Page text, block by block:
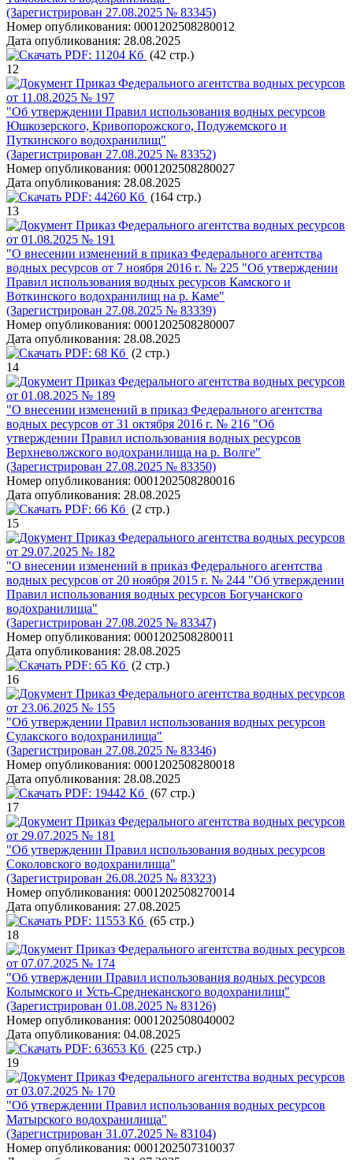
(Зарегистрирован 27.08.2025 № 83345)
Номер опубликования: 0001202508280012
Дата опубликования: 28.08.2025
PDF: 11204 Кб (42 стр.)
12
Приказ Федерального агентства водных ресурсов
от 11.08.2025 № 197
"Об утверждении Правил использования водных ресурсов
Юшкозерского, Кривопорожского, Подужемского и
Путкинского водохранилищ"
(Зарегистрирован 27.08.2025 № 83352)
Номер опубликования: 0001202508280027
Дата опубликования: 28.08.2025
PDF: 44260 Кб (164 стр.)
13
Приказ Федерального агентства водных ресурсов
от 01.08.2025 № 191
"О внесении изменений в приказ Федерального агентства
водных ресурсов от 7 ноября 2016 г. № 225 "Об утверждении
Правил использования водных ресурсов Камского и
Воткинского водохранилищ на р. Каме"
(Зарегистрирован 27.08.2025 № 83339)
Номер опубликования: 0001202508280007
Дата опубликования: 28.08.2025
PDF: 68 Кб (2 стр.)
14
Приказ Федерального агентства водных ресурсов
от 01.08.2025 № 189
"О внесении изменений в приказ Федерального агентства
водных ресурсов от 31 октября 2016 г. № 216 "Об
утверждении Правил использования водных ресурсов
Верхневолжского водохранилища на р. Волге"
(Зарегистрирован 27.08.2025 № 83350)
Номер опубликования: 0001202508280016
Дата опубликования: 28.08.2025
PDF: 66 Кб (2 стр.)
15
Приказ Федерального агентства водных ресурсов
от 29.07.2025 № 182
"О внесении изменений в приказ Федерального агентства
водных ресурсов от 20 ноября 2015 г. № 244 "Об утверждении
Правил использования водных ресурсов Богучанского
водохранилища"
(Зарегистрирован 27.08.2025 № 83347)
Номер опубликования: 0001202508280011
Дата опубликования: 28.08.2025
PDF: 65 Кб (2 стр.)
16
Приказ Федерального агентства водных ресурсов
от 23.06.2025 № 155
"Об утверждении Правил использования водных ресурсов
Сулакского водохранилища"
(Зарегистрирован 27.08.2025 № 83346)
Номер опубликования: 0001202508280018
Дата опубликования: 28.08.2025
PDF: 19442 Кб (67 стр.)
17
Приказ Федерального агентства водных ресурсов
от 29.07.2025 № 181
"Об утверждении Правил использования водных ресурсов
Соколовского водохранилища"
(Зарегистрирован 26.08.2025 № 83323)
Номер опубликования: 0001202508270014
Дата опубликования: 27.08.2025
PDF: 11553 Кб (65 стр.)
18
Приказ Федерального агентства водных ресурсов
от 07.07.2025 № 174
"Об утверждении Правил использования водных ресурсов
Колымского и Усть-Среднеканского водохранилищ"
(Зарегистрирован 01.08.2025 № 83126)
Номер опубликования: 0001202508040002
Дата опубликования: 04.08.2025
PDF: 63653 Кб (225 стр.)
19
Приказ Федерального агентства водных ресурсов
от 03.07.2025 № 170
"Об утверждении Правил использования водных ресурсов
Матырского водохранилища"
(Зарегистрирован 31.07.2025 № 83104)
Номер опубликования: 0001202507310037